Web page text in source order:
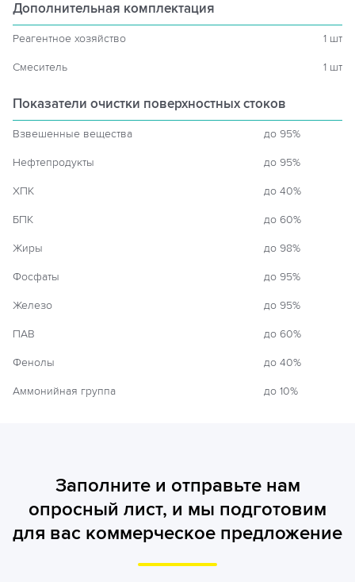
Дополнительная комплектация
Реагентное хозяйство 1 шт
Смеситель 1 шт
Показатели очистки поверхностных стоков
Взвешенные вещества до 95%
Нефтепродукты до 95%
ХПК до 40%
БПК до 60%
Жиры до 98%
Фосфаты до 95%
Железо до 95%
ПАВ до 60%
Фенолы до 40%
Аммонийная группа до 10%
Заполните и отправьте нам
опросный лист, и мы подготовим
для вас коммерческое предложение